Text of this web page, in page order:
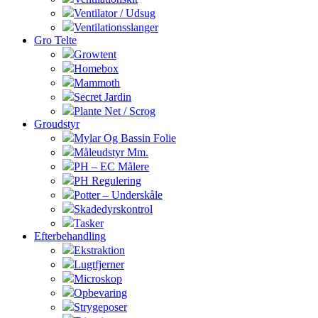
Ventilator / Udsug
Ventilationsslanger
Gro Telte
Growtent
Homebox
Mammoth
Secret Jardin
Plante Net / Scrog
Groudstyr
Mylar Og Bassin Folie
Måleudstyr Mm.
PH – EC Målere
PH Regulering
Potter – Underskåle
Skadedyrskontrol
Tasker
Efterbehandling
Ekstraktion
Lugtfjerner
Microskop
Opbevaring
Strygeposer